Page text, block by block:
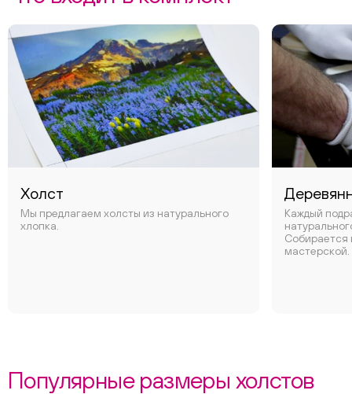
Холст
Мы предлагаем холсты из натурального
хлопка.
Каждый
Собирается
мастерской.
Популярные размеры холстов